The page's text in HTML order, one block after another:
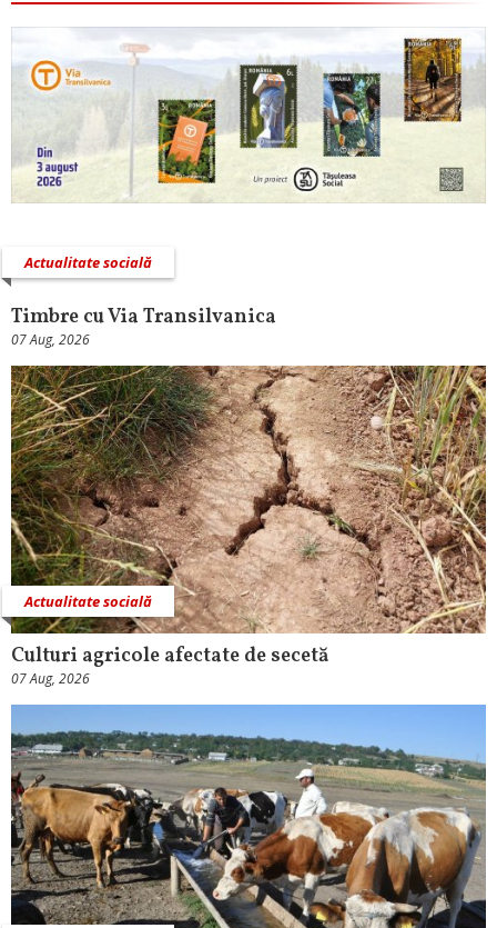
Actualitate socială
Timbre cu Via Transilvanica
07 Aug, 2026
Actualitate socială
Culturi agricole afectate de secetă
07 Aug, 2026